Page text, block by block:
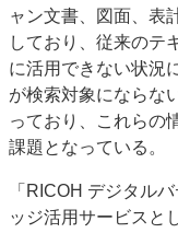
発刊案内
JFPI印
運営
会社案内
購読・
お問い合わせ
ャン文書、図面、表
しており、従来のテ
に活用できない状況
が検索対象にならな
っており、これらの
課題となっている。
「RICOH デジタル
ッジ活用サービスと